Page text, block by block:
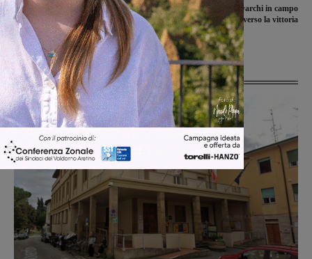
Piccoli giornalisti protagonisti di “Fai
Notizia”: il progetto di Valdarnopost
alla scuola primaria di Bucine
Ecco l’Antella, Montevarchi in campo
per un altro passo verso la vittoria
Ultime Notizie